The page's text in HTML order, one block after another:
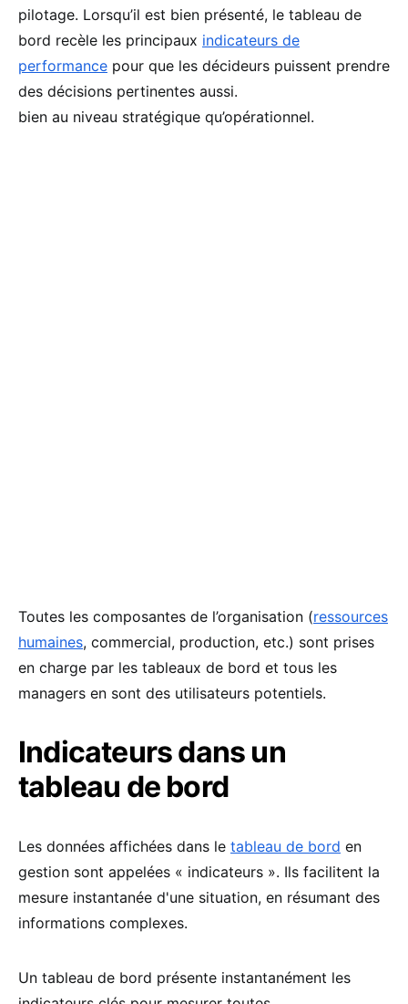
pilotage. Lorsqu’il est bien présenté, le tableau de
bord recèle les principaux indicateurs de
performance pour que les décideurs puissent prendre
des décisions pertinentes aussi.
bien au niveau stratégique qu’opérationnel.
Toutes les composantes de l’organisation (ressources
humaines, commercial, production, etc.) sont prises
en charge par les tableaux de bord et tous les
managers en sont des utilisateurs potentiels.
Indicateurs dans un
tableau de bord
Les données affichées dans le tableau de bord en
gestion sont appelées « indicateurs ». Ils facilitent la
mesure instantanée d'une situation, en résumant des
informations complexes.
Un tableau de bord présente instantanément les